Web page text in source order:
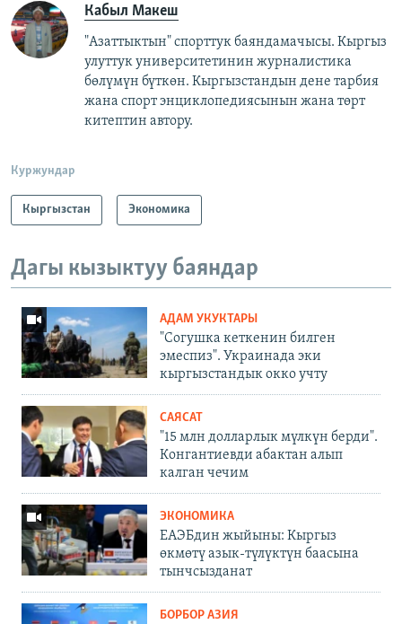
Кабыл Макеш
"Азаттыктын" спорттук баяндамачысы. Кыргыз
улуттук университетинин журналистика
бөлүмүн бүткөн. Кыргызстандын дене тарбия
жана спорт энциклопедиясынын жана төрт
китептин автору.
Куржундар
Кыргызстан Экономика
Дагы кызыктуу баяндар
АДАМ УКУКТАРЫ
"Согушка кеткенин билген
эмеспиз". Украинада эки
кыргызстандык окко учту
САЯСАТ
"15 млн долларлык мүлкүн берди".
Конгантиевди абактан алып
калган чечим
ЭКОНОМИКА
ЕАЭБдин жыйыны: Кыргыз
өкмөтү азык-түлүктүн баасына
тынчсызданат
БОРБОР АЗИЯ